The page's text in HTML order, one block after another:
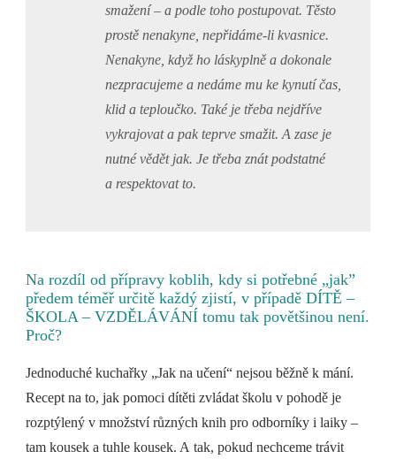
smažení – a podle toho postupovat. Těsto
prostě nenakyne, nepřidáme-li kvasnice.
Nenakyne, když ho láskyplně a dokonale
nezpracujeme a nedáme mu ke kynutí čas,
klid a teploučko. Také je třeba nejdříve
vykrajovat a pak teprve smažit. A zase je
nutné vědět jak. Je třeba znát podstatné
a respektovat to.
Na rozdíl od přípravy koblih, kdy si potřebné „jak”
předem téměř určitě každý zjistí, v případě DÍTĚ –
ŠKOLA – VZDĚLÁVÁNÍ tomu tak povětšinou není.
Proč?
Jednoduché kuchařky „Jak na učení“ nejsou běžně k mání.
Recept na to, jak pomoci dítěti zvládat školu v pohodě je
rozptýlený v množství různých knih pro odborníky i laiky –
tam kousek a tuhle kousek. A tak, pokud nechceme trávit